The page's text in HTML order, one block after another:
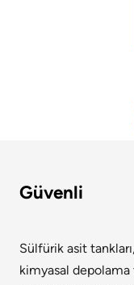
Güvenli
Sülfürik asit
kimyasal depolama